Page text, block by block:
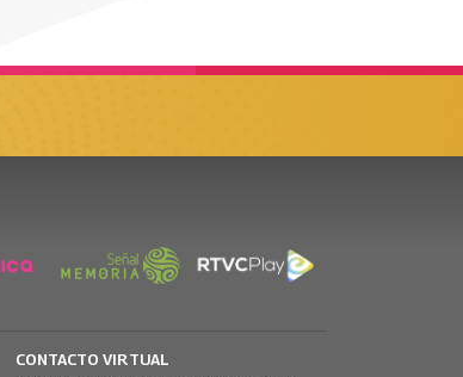
CONTACTO VIRTUAL